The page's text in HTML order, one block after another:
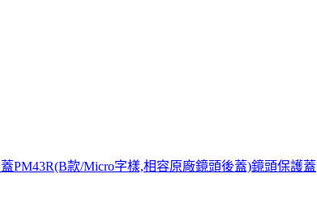
PM43R(B款/Micro字樣,相容原廠鏡頭後蓋)鏡頭保護蓋